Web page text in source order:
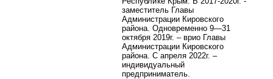
заместитель Главы
Администрации Кировского
района. Одновременно 9—31
октября 2019г. – врио Главы
Администрации Кировского
района. С апреля 2022г. –
индивидуальный
предприниматель.